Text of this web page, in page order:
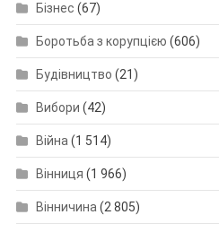
Бізнес (67)
Боротьба з корупцією (606)
Будівництво (21)
Вибори (42)
Війна(1 514)
Вінниця (1 966)
Вінничина(2 805)